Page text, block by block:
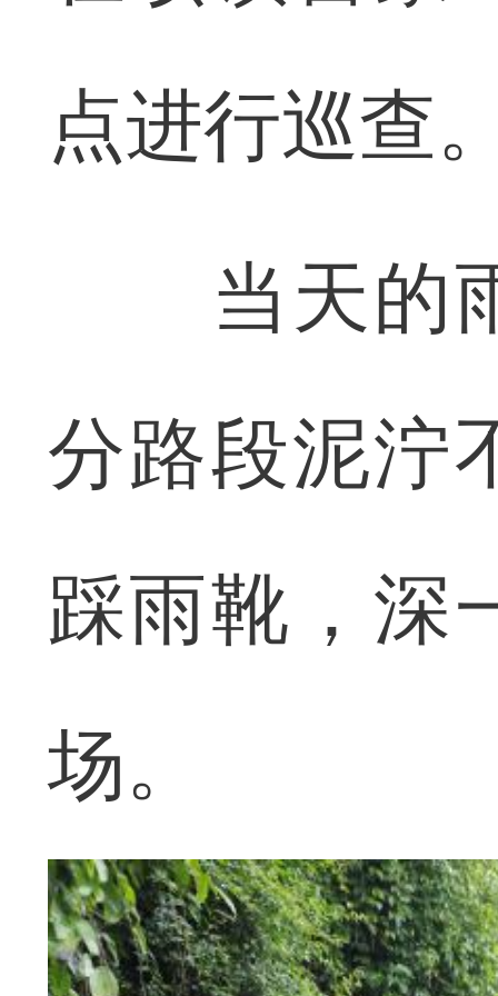
点进行巡查
当天的雨
分路段泥泞
踩雨靴，深
场。